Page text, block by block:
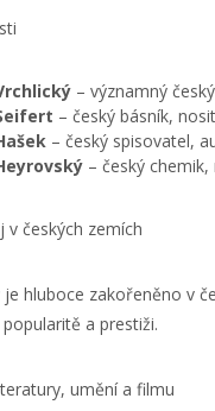
– významný
– český básník,
– český spisovatel,
– český
v českých zemích
je hluboce zakořeněno v
a prestiži.
umění a filmu